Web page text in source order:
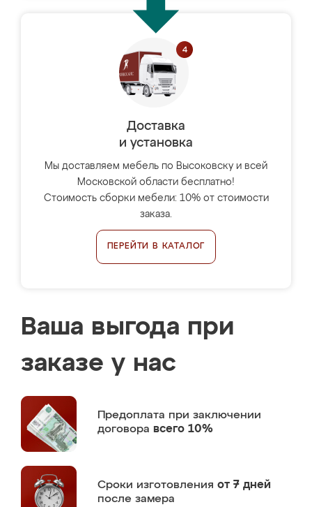
Доставка
и установка
Мы доставляем мебель по Высоковску и всей
Московской области бесплатно!
Стоимость сборки мебели: 10% от стоимости
заказа.
ПЕРЕЙТИ В КАТАЛОГ
Ваша выгода при
заказе у нас
Предоплата при заключении
договора всего 10%
Сроки изготовления от 7 дней
после замера